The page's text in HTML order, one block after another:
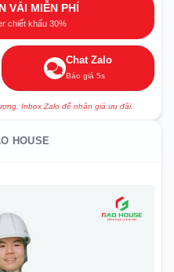
VẢI MIỄN PHÍ
chiết khấu 30%
Chat Zalo
Báo giá 5s
Inbox Zalo để nhận giá ưu đãi.
HOUSE